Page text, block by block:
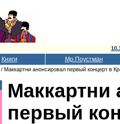
Книги Мр.Поустман
/ Маккартни анонсировал первый концерт в
Маккартни
первый